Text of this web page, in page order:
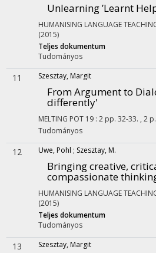
Unlearning ’Learnt
HUMANISING LANGUAGE
(2015)
Teljes dokumentum
Tudományos
11 Szesztay, Margit
From Argument to
differently'
MELTING POT 19 : 2 pp. 32-33. , 2 p.
Tudományos
12 Uwe, Pohl ; Szesztay, M.
Bringing creative,
compassionate
HUMANISING LANGUAGE
(2015)
Teljes dokumentum
Tudományos
13 Szesztay, Margit